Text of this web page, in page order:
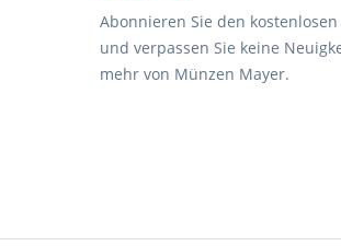
Abonnieren Sie den
und verpassen Sie keine
mehr von Münzen Mayer.